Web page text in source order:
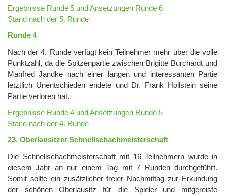
Ergebnisse Runde 5 und Ansetzungen Runde 6
Stand nach der 5. Runde
Runde 4
Nach der 4. Runde verfügt kein Teilnehmer mehr über die volle
Punktzahl, da die Spitzenpartie zwischen Brigitte Burchardt und
Manfred Jandke nach einer langen und interessanten Partie
letztlich Unentschieden endete und Dr. Frank Hollstein seine
Partie verloren hat.
Ergebnisse Runde 4 und Ansetzungen Runde 5
Stand nach der 4. Runde
23. Oberlausitzer Schnellschachmeisterschaft
Die Schnellschachmeisterschaft mit 16 Teilnehmern wurde in
diesem Jahr an nur einem Tag mit 7 Runden durchgeführt.
Somit sollte ein zusätzlicher freier Nachmittag zur Erkundung
der schönen Oberlausitz für die Spieler und mitgereiste